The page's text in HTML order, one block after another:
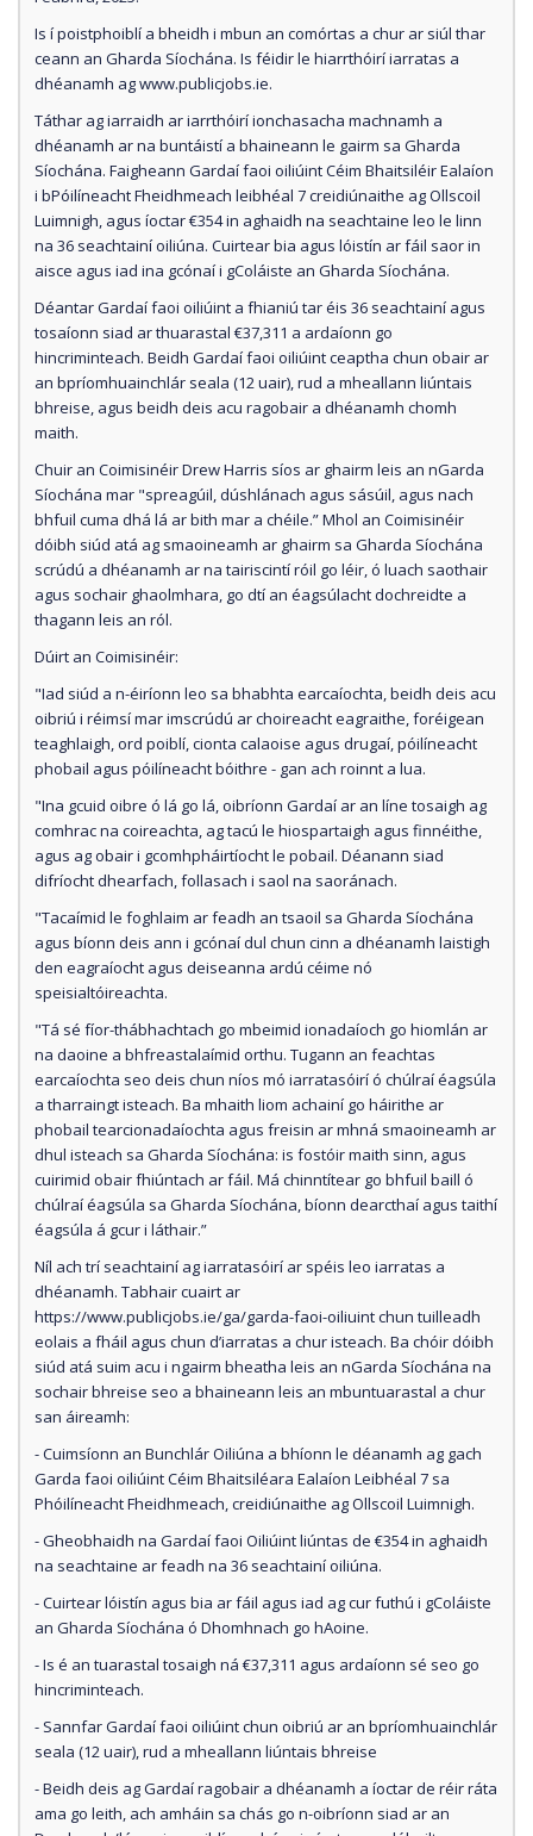
Is í poistphoiblí a bheidh i mbun an comórtas a chur ar siúl thar
ceann an Gharda Síochána. Is féidir le hiarrthóirí iarratas a
dhéanamh ag www.publicjobs.ie.
Táthar ag iarraidh ar iarrthóirí ionchasacha machnamh a
dhéanamh ar na buntáistí a bhaineann le gairm sa Gharda
Síochána. Faigheann Gardaí faoi oiliúint Céim Bhaitsiléir Ealaíon
i bPóilíneacht Fheidhmeach leibhéal 7 creidiúnaithe ag Ollscoil
Luimnigh, agus íoctar €354 in aghaidh na seachtaine leo le linn
na 36 seachtainí oiliúna. Cuirtear bia agus lóistín ar fáil saor in
aisce agus iad ina gcónaí i gColáiste an Gharda Síochána.
Déantar Gardaí faoi oiliúint a fhianiú tar éis 36 seachtainí agus
tosaíonn siad ar thuarastal €37,311 a ardaíonn go
hincriminteach. Beidh Gardaí faoi oiliúint ceaptha chun obair ar
an bpríomhuainchlár seala (12 uair), rud a mheallann liúntais
bhreise, agus beidh deis acu ragobair a dhéanamh chomh
maith.
Chuir an Coimisinéir Drew Harris síos ar ghairm leis an nGarda
Síochána mar "spreagúil, dúshlánach agus sásúil, agus nach
bhfuil cuma dhá lá ar bith mar a chéile.” Mhol an Coimisinéir
dóibh siúd atá ag smaoineamh ar ghairm sa Gharda Síochána
scrúdú a dhéanamh ar na tairiscintí róil go léir, ó luach saothair
agus sochair ghaolmhara, go dtí an éagsúlacht dochreidte a
thagann leis an ról.
Dúirt an Coimisinéir:
"Iad siúd a n-éiríonn leo sa bhabhta earcaíochta, beidh deis acu
oibriú i réimsí mar imscrúdú ar choireacht eagraithe, foréigean
teaghlaigh, ord poiblí, cionta calaoise agus drugaí, póilíneacht
phobail agus póilíneacht bóithre - gan ach roinnt a lua.
"Ina gcuid oibre ó lá go lá, oibríonn Gardaí ar an líne tosaigh ag
comhrac na coireachta, ag tacú le hiospartaigh agus finnéithe,
agus ag obair i gcomhpháirtíocht le pobail. Déanann siad
difríocht dhearfach, follasach i saol na saoránach.
"Tacaímid le foghlaim ar feadh an tsaoil sa Gharda Síochána
agus bíonn deis ann i gcónaí dul chun cinn a dhéanamh laistigh
den eagraíocht agus deiseanna ardú céime nó
speisialtóireachta.
"Tá sé fíor-thábhachtach go mbeimid ionadaíoch go hiomlán ar
na daoine a bhfreastalaímid orthu. Tugann an feachtas
earcaíochta seo deis chun níos mó iarratasóirí ó chúlraí éagsúla
a tharraingt isteach. Ba mhaith liom achainí go háirithe ar
phobail tearcionadaíochta agus freisin ar mhná smaoineamh ar
dhul isteach sa Gharda Síochána: is fostóir maith sinn, agus
cuirimid obair fhiúntach ar fáil. Má chinntítear go bhfuil baill ó
chúlraí éagsúla sa Gharda Síochána, bíonn dearcthaí agus taithí
éagsúla á gcur i láthair.”
Níl ach trí seachtainí ag iarratasóirí ar spéis leo iarratas a
dhéanamh. Tabhair cuairt ar
https://www.publicjobs.ie/ga/garda-faoi-oiliuint chun tuilleadh
eolais a fháil agus chun d’iarratas a chur isteach. Ba chóir dóibh
siúd atá suim acu i ngairm bheatha leis an nGarda Síochána na
sochair bhreise seo a bhaineann leis an mbuntuarastal a chur
san áireamh:
- Cuimsíonn an Bunchlár Oiliúna a bhíonn le déanamh ag gach
Garda faoi oiliúint Céim Bhaitsiléara Ealaíon Leibhéal 7 sa
Phóilíneacht Fheidhmeach, creidiúnaithe ag Ollscoil Luimnigh.
- Gheobhaidh na Gardaí faoi Oiliúint liúntas de €354 in aghaidh
na seachtaine ar feadh na 36 seachtainí oiliúna.
- Cuirtear lóistín agus bia ar fáil agus iad ag cur futhú i gColáiste
an Gharda Síochána ó Dhomhnach go hAoine.
- Is é an tuarastal tosaigh ná €37,311 agus ardaíonn sé seo go
hincriminteach.
- Sannfar Gardaí faoi oiliúint chun oibriú ar an bpríomhuainchlár
seala (12 uair), rud a mheallann liúntais bhreise
- Beidh deis ag Gardaí ragobair a dhéanamh a íoctar de réir ráta
ama go leith, ach amháin sa chás go n-oibríonn siad ar an